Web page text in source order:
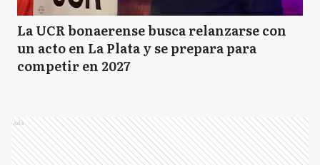
La UCR bonaerense busca relanzarse con
un acto en La Plata y se prepara para
competir en 2027
Ads